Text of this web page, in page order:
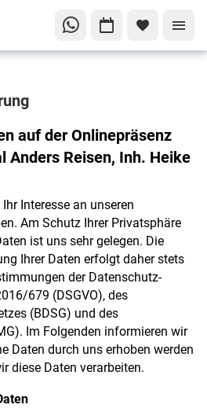
auf der Onlinepräsenz
Anders Reisen, Inh. Heike
Interesse an unseren
Am Schutz Ihrer Privatsphäre
ist uns sehr gelegen. Die
Ihrer Daten erfolgt daher stets
der Datenschutz-
679 (DSGVO), des
(BDSG) und des
Im Folgenden informieren wir
Daten durch uns erhoben werden
diese Daten verarbeiten.